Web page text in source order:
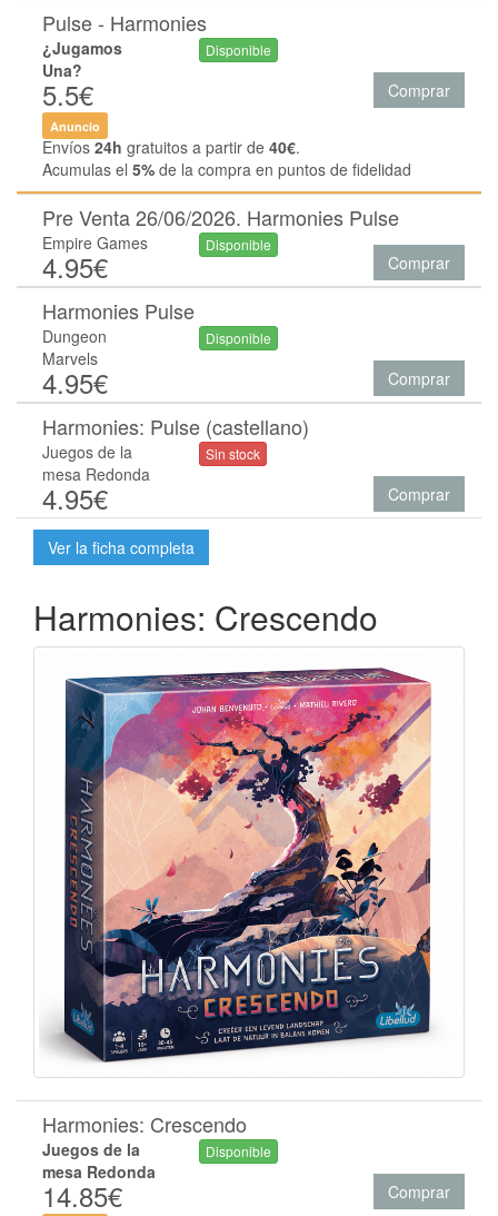
Pulse - Harmonies
¿Jugamos
Una?
5.5€
Disponible
Comprar
Anuncio
Envíos 24h gratuitos a partir de 40€.
Acumulas el 5% de la compra en puntos de fidelidad
Pre Venta 26/06/2026. Harmonies Pulse
Empire Games
4.95€
Disponible
Comprar
Harmonies Pulse
Dungeon
Marvels
4.95€
Disponible
Comprar
Harmonies: Pulse (castellano)
Juegos de la
mesa Redonda
4.95€
Sin stock
Comprar
Ver la ficha completa
Harmonies: Crescendo
Harmonies: Crescendo
Juegos de la
mesa Redonda
14.85€
Disponible
Comprar